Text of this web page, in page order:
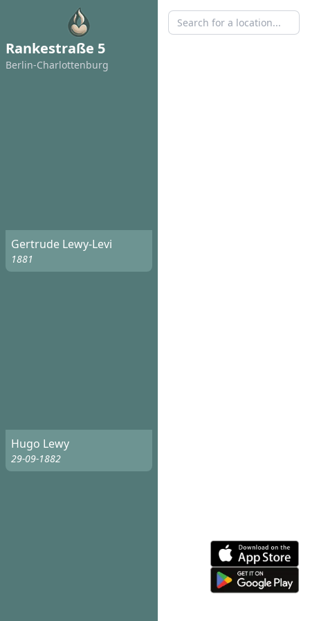
Rankestraße 5
Berlin-Charlottenburg
Gertrude Lewy-Levi
1881
Hugo Lewy
29-09-1882